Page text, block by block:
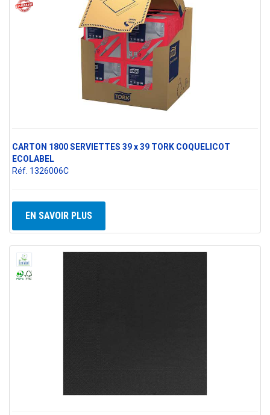
CARTON 1800 SERVIETTES 39 x 39 TORK COQUELICOT
ECOLABEL
Réf. 1326006C
EN SAVOIR PLUS